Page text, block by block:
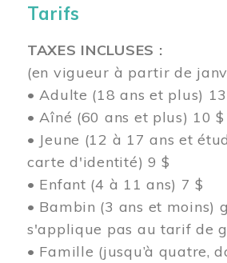
Tarifs
TAXES INCLUSES :
(en vigueur à partir de
• Adulte (18 ans et plus)
• Aîné (60 ans et plus) 10 $
• Jeune (12 à 17 ans et
carte d'identité) 9 $
• Enfant (4 à 11 ans) 7 $
• Bambin (3 ans et moins)
s'applique pas au tarif de
• Famille (jusqu’à quatre,